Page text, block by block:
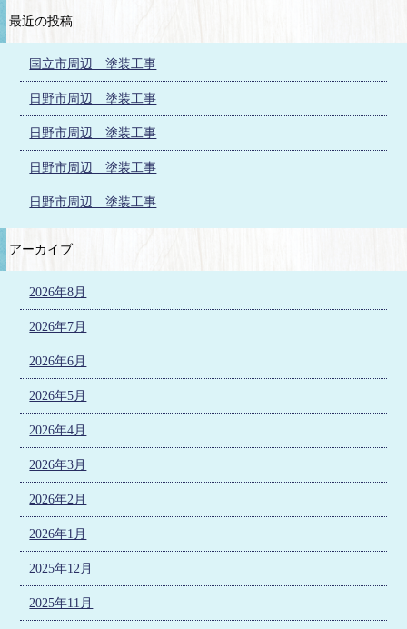
最近の投稿
国立市周辺 塗装工事
日野市周辺 塗装工事
日野市周辺 塗装工事
日野市周辺 塗装工事
日野市周辺 塗装工事
アーカイブ
2026年8月
2026年7月
2026年6月
2026年5月
2026年4月
2026年3月
2026年2月
2026年1月
2025年12月
2025年11月